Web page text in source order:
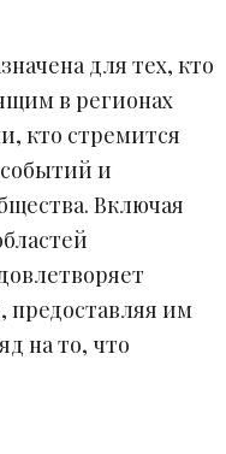
для тех, кто
в регионах
кто стремится
и
Включая
предоставляя им
на то, что